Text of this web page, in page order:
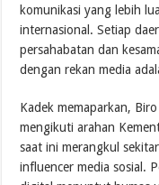
komunikasi yang lebih
internasional. Setiap
persahabatan dan
dengan rekan media
Kadek memaparkan,
mengikuti arahan
saat ini merangkul
influencer media sosial.